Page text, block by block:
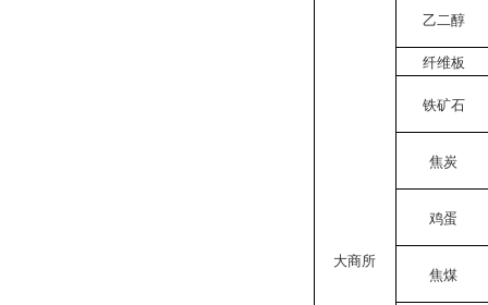
大商所
乙二醇
纤维板
铁矿石
焦炭
鸡蛋
焦煤